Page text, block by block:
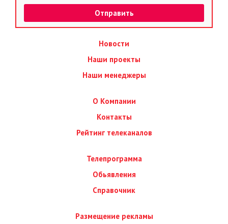
Новости
Наши проекты
Наши менеджеры
О Компании
Контакты
Рейтинг телеканалов
Телепрограмма
Обьявления
Справочник
Размещение рекламы